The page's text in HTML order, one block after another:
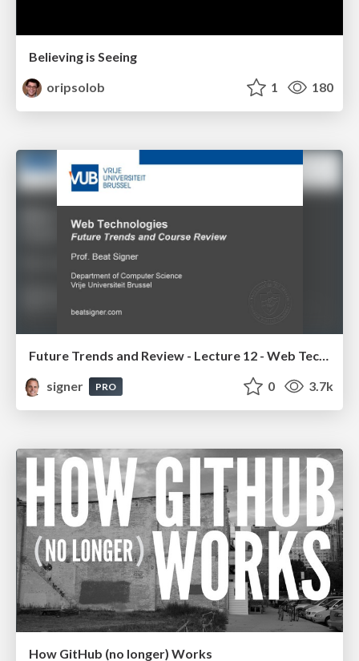
Believing is Seeing
oripsolob
1 180
signer
PRO 0 3.7k
How GitHub (no longer) Works